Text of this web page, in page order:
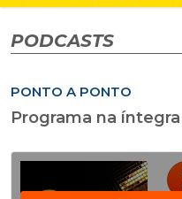
PODCASTS
PONTO A PONTO
Programa na íntegra